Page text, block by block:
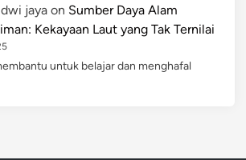
jaya on Sumber Daya Alam
Kekayaan Laut yang Tak Ternilai
untuk belajar dan menghafal